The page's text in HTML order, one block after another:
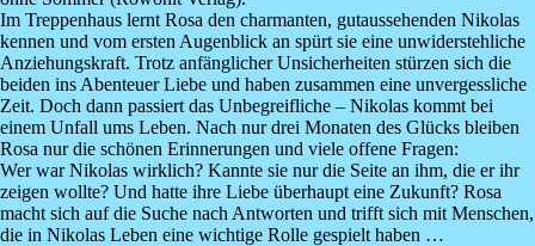
Im Treppenhaus lernt Rosa den charmanten, gutaussehenden Nikolas
kennen und vom ersten Augenblick an spürt sie eine unwiderstehliche
Anziehungskraft. Trotz anfänglicher Unsicherheiten stürzen sich die
beiden ins Abenteuer Liebe und haben zusammen eine unvergessliche
Zeit. Doch dann passiert das Unbegreifliche – Nikolas kommt bei
einem Unfall ums Leben. Nach nur drei Monaten des Glücks bleiben
Rosa nur die schönen Erinnerungen und viele offene Fragen:
Wer war Nikolas wirklich? Kannte sie nur die Seite an ihm, die er ihr
zeigen wollte? Und hatte ihre Liebe überhaupt eine Zukunft? Rosa
macht sich auf die Suche nach Antworten und trifft sich mit Menschen,
die in Nikolas Leben eine wichtige Rolle gespielt haben …